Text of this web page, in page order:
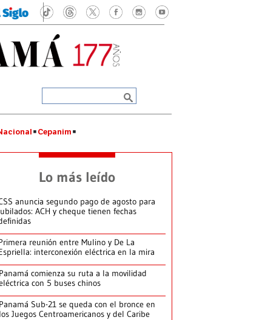
Cepanim
Lo más leído
anuncia segundo pago de agosto para
ACH y cheque tienen fechas
reunión entre Mulino y De La
interconexión eléctrica en la mira
Panamá comienza su ruta a la movilidad
con 5 buses chinos
Panamá Sub-21 se queda con el bronce en
los Juegos Centroamericanos y del Caribe